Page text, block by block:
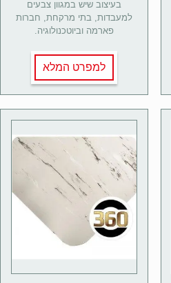
בעיצוב שיש במגוון צבעים
למעבדות, בתי מרקחת, חברות
פארמה וביוטכנולוגיה.
למפרט המלא